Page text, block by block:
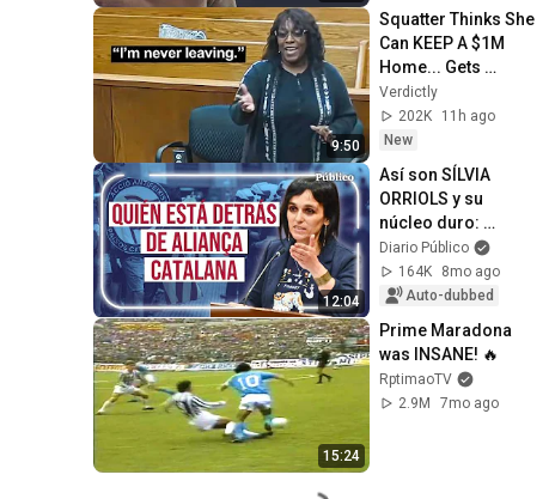
9:50
Squatter Thinks She
Can KEEP A $1M
Home... Gets
MASSIVE Reality
Check!
Verdictly
202K
11h ago
New
12:04
Así son SÍLVIA
ORRIOLS y su
núcleo duro:
radiografía de
ALIANÇA CATALANA
Diario Público
164K
8mo ago
Auto-dubbed
15:24
Prime Maradona
was INSANE! 🔥
RptimaoTV
2.9M
7mo ago